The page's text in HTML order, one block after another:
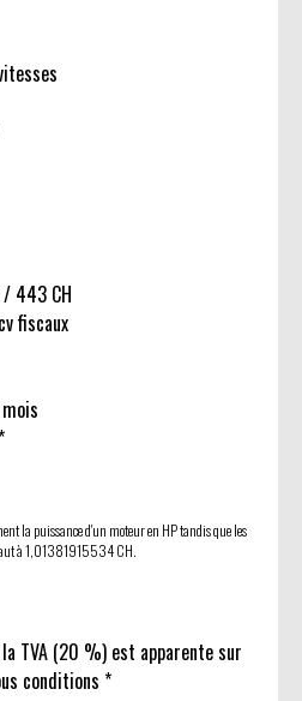
443 CH
fiscaux
la puissance d'un moteur en HP tandis que les
à 1,01381915534 CH.
TVA (20 %) est apparente sur
conditions *